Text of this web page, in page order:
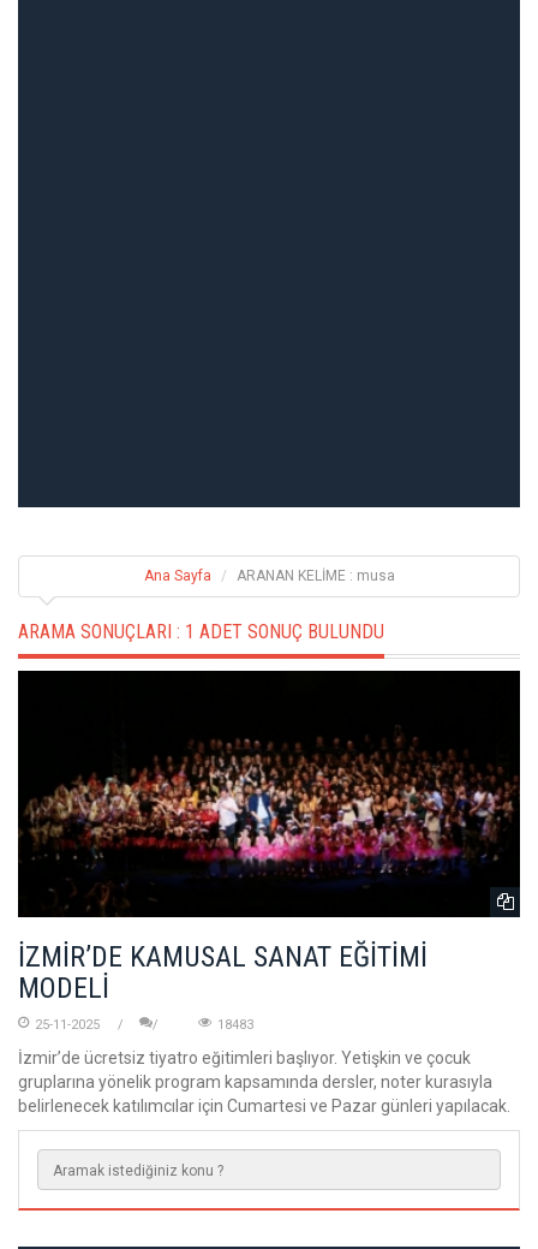
Ana Sayfa ARANAN KELİME : musa
ARAMA SONUÇLARI : 1 ADET SONUÇ BULUNDU
İZMİR’DE KAMUSAL SANAT EĞİTİMİ
MODELİ
25-11-2025 18483
İzmir’de ücretsiz tiyatro eğitimleri başlıyor. Yetişkin ve çocuk
gruplarına yönelik program kapsamında dersler, noter kurasıyla
belirlenecek katılımcılar için Cumartesi ve Pazar günleri yapılacak.